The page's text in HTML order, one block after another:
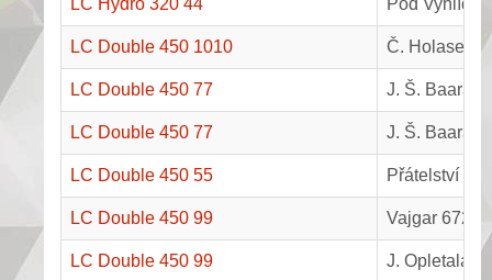
LC Hydro 320 44 Pod
LC Double 450 1010 Č. Holase
LC Double 450 77 J. Š. Baara
LC Double 450 77 J. Š. Baara
LC Double 450 55 Přátelství
LC Double 450 99 Vajgar 672,
LC Double 450 99 J. Opletala